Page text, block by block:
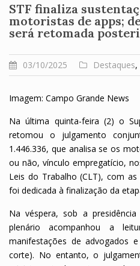
STF finaliza
motoristas de apps;
será retomada
03/10/2025 Destaques,
Imagem: Campo Grande News
Na última quinta-feira (2) o
retomou o julgamento
1.446.336, que analisa se os
ou não, vínculo empregatício,
Leis do Trabalho (CLT), com
foi dedicada à finalização da
Na véspera, sob a
plenário acompanhou a
manifestações de advogados
corte). No entanto, o